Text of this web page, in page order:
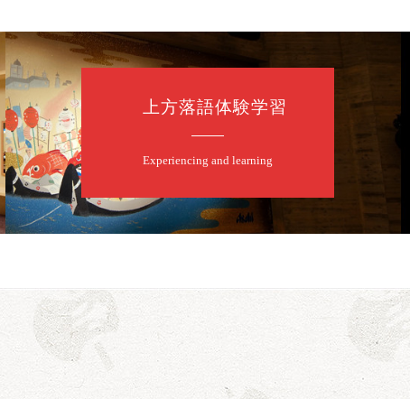
く」／露の都「子は鎹」
利／笑福亭仁福／幸助福助（漫才）／桂春若
上方落語体験学習
Experiencing and learning